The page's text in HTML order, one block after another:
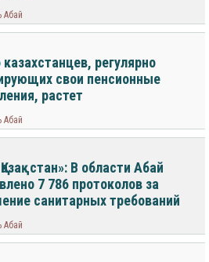
Абай
регулярно
свои пенсионные
растет
Абай
В области Абай
7 786 протоколов за
санитарных требований
Абай